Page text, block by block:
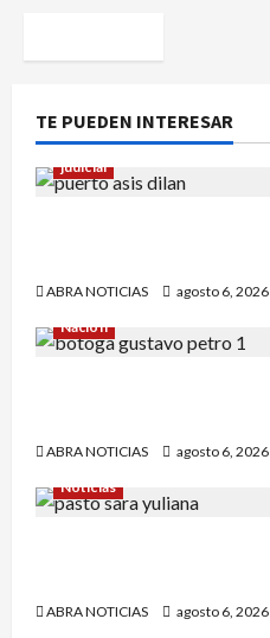
TE PUEDEN INTERESAR
judicial
ABRA NOTICIAS
agosto 6, 2026
Nación
ABRA NOTICIAS
agosto 6, 2026
Noticias
ABRA NOTICIAS agosto 6, 2026